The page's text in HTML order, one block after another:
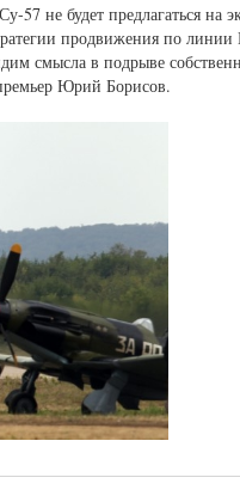
57 не будет предлагаться
продвижения по
смысла в подрыве
Юрий Борисов.